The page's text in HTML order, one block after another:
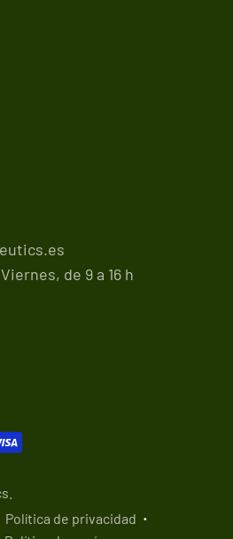
de 9 a 16 h
Política de privacidad